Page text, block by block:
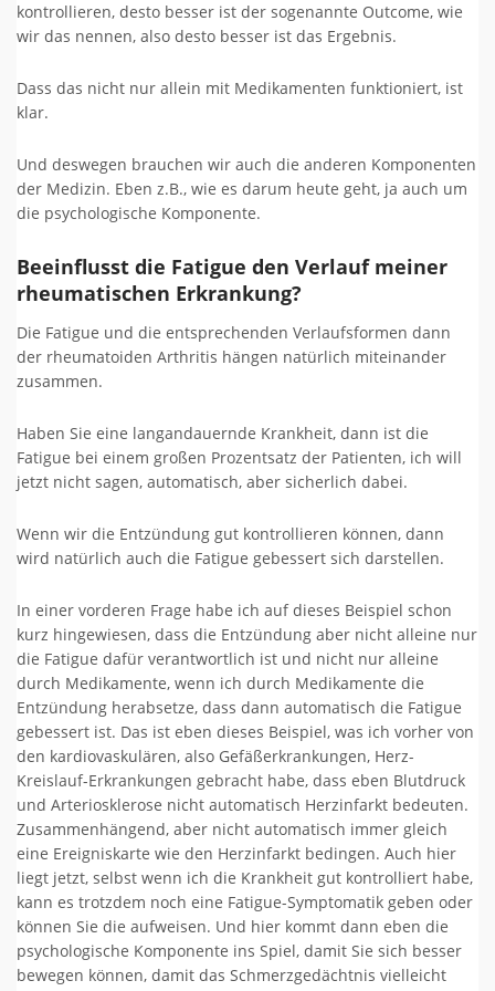
kontrollieren, desto besser ist der sogenannte Outcome, wie
wir das nennen, also desto besser ist das Ergebnis.
Dass das nicht nur allein mit Medikamenten funktioniert, ist
klar.
Und deswegen brauchen wir auch die anderen Komponenten
der Medizin. Eben z.B., wie es darum heute geht, ja auch um
die psychologische Komponente.
Beeinflusst die Fatigue den Verlauf meiner
rheumatischen Erkrankung?
Die Fatigue und die entsprechenden Verlaufsformen dann
der rheumatoiden Arthritis hängen natürlich miteinander
zusammen.
Haben Sie eine langandauernde Krankheit, dann ist die
Fatigue bei einem großen Prozentsatz der Patienten, ich will
jetzt nicht sagen, automatisch, aber sicherlich dabei.
Wenn wir die Entzündung gut kontrollieren können, dann
wird natürlich auch die Fatigue gebessert sich darstellen.
In einer vorderen Frage habe ich auf dieses Beispiel schon
kurz hingewiesen, dass die Entzündung aber nicht alleine nur
die Fatigue dafür verantwortlich ist und nicht nur alleine
durch Medikamente, wenn ich durch Medikamente die
Entzündung herabsetze, dass dann automatisch die Fatigue
gebessert ist. Das ist eben dieses Beispiel, was ich vorher von
den kardiovaskulären, also Gefäßerkrankungen, Herz-
Kreislauf-Erkrankungen gebracht habe, dass eben Blutdruck
und Arteriosklerose nicht automatisch Herzinfarkt bedeuten.
Zusammenhängend, aber nicht automatisch immer gleich
eine Ereigniskarte wie den Herzinfarkt bedingen. Auch hier
liegt jetzt, selbst wenn ich die Krankheit gut kontrolliert habe,
kann es trotzdem noch eine Fatigue-Symptomatik geben oder
können Sie die aufweisen. Und hier kommt dann eben die
psychologische Komponente ins Spiel, damit Sie sich besser
bewegen können, damit das Schmerzgedächtnis vielleicht